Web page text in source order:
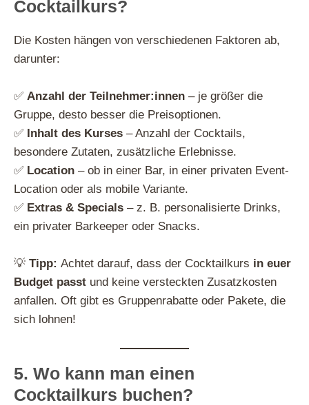
Cocktailkurs?
Die Kosten hängen von verschiedenen Faktoren ab,
darunter:
✅ Anzahl der Teilnehmer:innen – je größer die
Gruppe, desto besser die Preisoptionen.
✅ Inhalt des Kurses – Anzahl der Cocktails,
besondere Zutaten, zusätzliche Erlebnisse.
✅ Location – ob in einer Bar, in einer privaten Event-
Location oder als mobile Variante.
✅ Extras & Specials – z. B. personalisierte Drinks,
ein privater Barkeeper oder Snacks.
💡 Tipp: Achtet darauf, dass der Cocktailkurs in euer
Budget passt und keine versteckten Zusatzkosten
anfallen. Oft gibt es Gruppenrabatte oder Pakete, die
sich lohnen!
5. Wo kann man einen
Cocktailkurs buchen?